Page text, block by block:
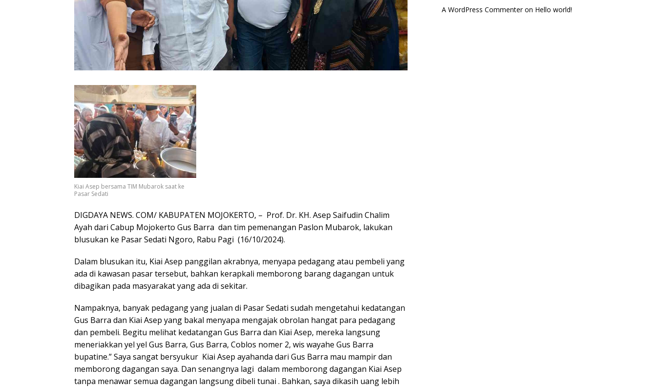
Kiai Asep bersama TIM Mubarok saat ke
Pasar Sedati
DIGDAYA NEWS. COM/ KABUPATEN MOJOKERTO, – Prof. Dr. KH. Asep Saifudin Chalim
Ayah dari Cabup Mojokerto Gus Barra dan tim pemenangan Paslon Mubarok, lakukan
blusukan ke Pasar Sedati Ngoro, Rabu Pagi (16/10/2024).
Dalam blusukan itu, Kiai Asep panggilan akrabnya, menyapa pedagang atau pembeli yang
ada di kawasan pasar tersebut, bahkan kerapkali memborong barang dagangan untuk
dibagikan pada masyarakat yang ada di sekitar.
Nampaknya, banyak pedagang yang jualan di Pasar Sedati sudah mengetahui kedatangan
Gus Barra dan Kiai Asep yang bakal menyapa mengajak obrolan hangat para pedagang
dan pembeli. Begitu melihat kedatangan Gus Barra dan Kiai Asep, mereka langsung
meneriakkan yel yel Gus Barra, Gus Barra, Coblos nomer 2, wis wayahe Gus Barra
bupatine.” Saya sangat bersyukur Kiai Asep ayahanda dari Gus Barra mau mampir dan
memborong dagangan saya. Dan senangnya lagi dalam memborong dagangan Kiai Asep
tanpa menawar semua dagangan langsung dibeli tunai . Bahkan, saya dikasih uang lebih
A WordPress Commenteron Hello world!